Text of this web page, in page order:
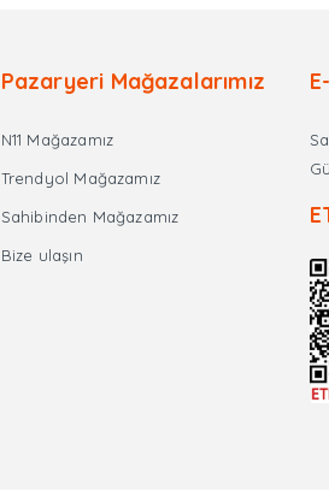
Pazaryeri Mağazalarımız
N11 Mağazamız
Trendyol Mağazamız
Sahibinden Mağazamız
Bize ulaşın